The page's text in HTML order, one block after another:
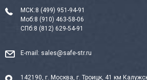
МСК:8 (499) 951-94-91
Моб:8 (910) 463-58-06
СПб:8 (812) 629-54-91
E-mail: sales@safe-str.ru
142190, г. Москва, г. Троицк, 41 км